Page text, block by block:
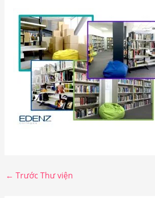
← Trước Thư viện